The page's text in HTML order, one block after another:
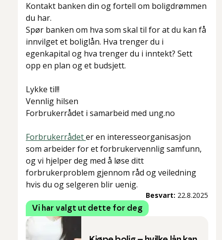
Kontakt banken din og fortell om boligdrømmen
du har.
Spør banken om hva som skal til for at du kan få
innvilget et boliglån. Hva trenger du i
egenkapital og hva trenger du i inntekt? Sett
opp en plan og et budsjett.
Lykke til!!
Vennlig hilsen
Forbrukerrådet i samarbeid med ung.no
Forbrukerrådeter en interesseorganisasjon
som arbeider for et forbrukervennlig samfunn,
og vi hjelper deg med å løse ditt
forbrukerproblem gjennom råd og veiledning
hvis du og selgeren blir uenig.
Besvart: 22.8.2025
Vi har valgt ut dette for deg